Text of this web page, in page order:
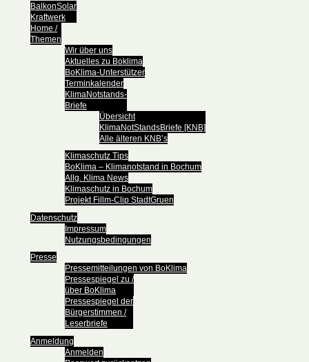
BalkonSolar
Kraftwerk
Home /
Themen
Wir über uns
Aktuelles zu Boklima
BoKlima-Unterstützer
Terminkalender
KlimaNotstands-
Briefe
Übersicht
KlimaNotStandsBriefe [KNB]
Alle älteren KNB’s
Klimaschutz Tips
BoKlima – Klimanotstand in Bochum
Allg. Klima News
Klimaschutz in Bochum
Projekt Fillm-Clip StadtGruen
Datenschutz
Impressum
Nutzungsbedingungen
Presse
Pressemitteilungen von BoKlima
Pressespiegel zu /
über BoKlima
Pressespiegel der
Bürgerstimmen /
Leserbriefe
Anmeldung
Anmelden